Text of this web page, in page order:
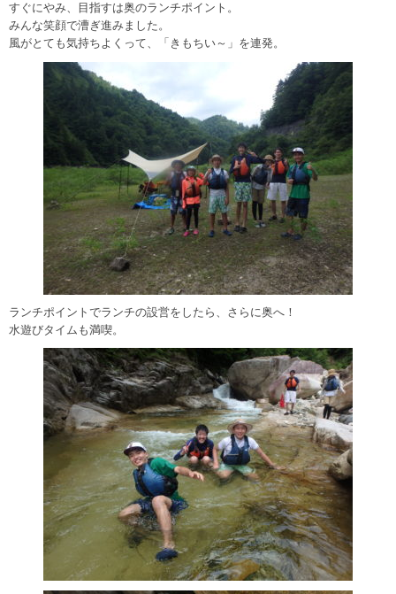
すぐにやみ、目指すは奥のランチポイント。
みんな笑顔で漕ぎ進みました。
風がとても気持ちよくって、「きもちい～」を連発。
ランチポイントでランチの設営をしたら、さらに奥へ！
水遊びタイムも満喫。